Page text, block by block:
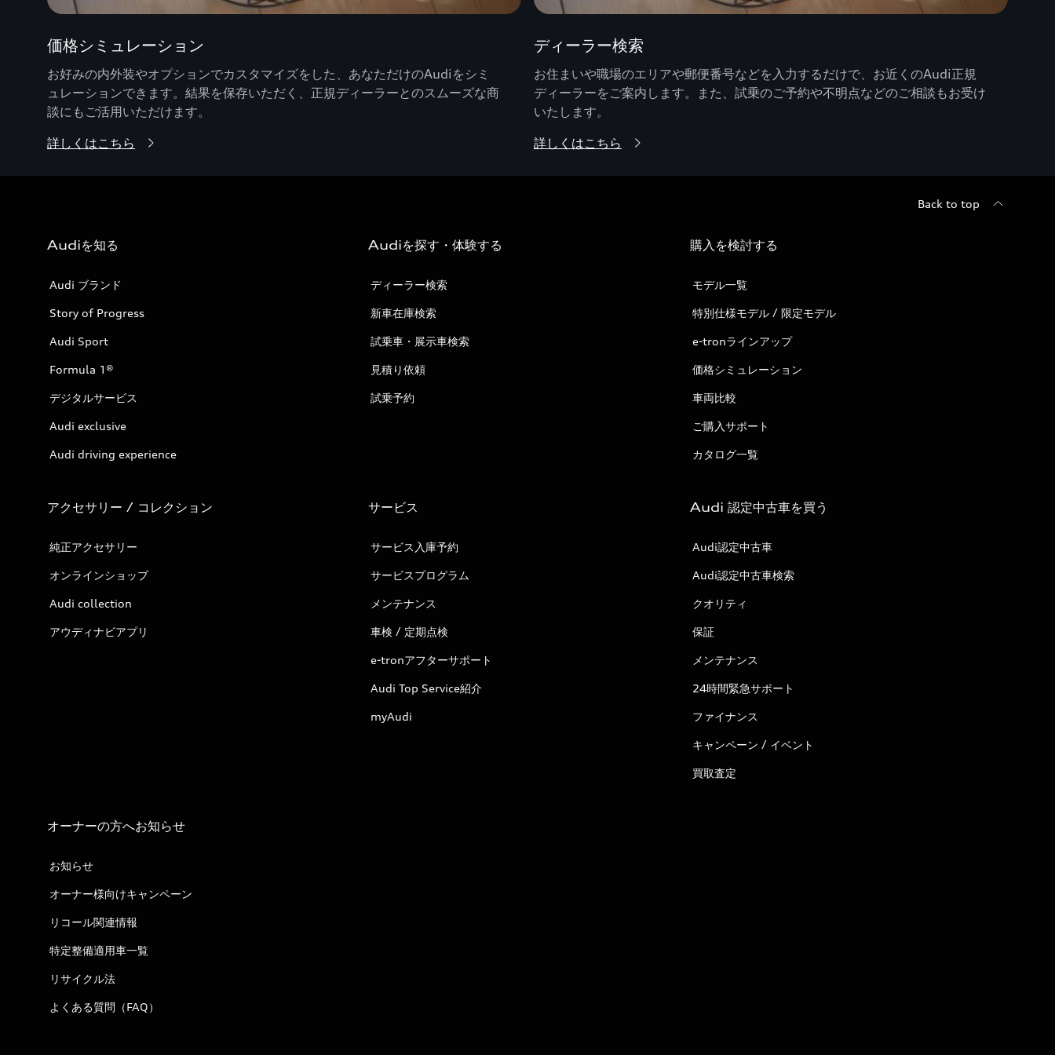
価格シミュレーション
お好みの内外装やオプションでカスタマイズをした、あなただけのAudiをシミ
ュレーションできます。結果を保存いただく、正規ディーラーとのスムーズな商
談にもご活用いただけます。
詳しくはこちら
ディーラー検索
お住まいや職場のエリアや郵便番号などを入力するだけで、お近くのAudi正規
ディーラーをご案内します。また、試乗のご予約や不明点などのご相談もお受け
いたします。
詳しくはこちら
Back to top
Audiを知る
Audi ブランド
Story of Progress
Audi Sport
Formula 1®
デジタルサービス
Audi exclusive
Audi driving experience
Audiを探す・体験する
ディーラー検索
新車在庫検索
試乗車・展示車検索
見積り依頼
試乗予約
購入を検討する
モデル一覧
特別仕様モデル / 限定モデル
e-tronラインアップ
価格シミュレーション
車両比較
ご購入サポート
カタログ一覧
アクセサリー / コレクション
純正アクセサリー
オンラインショップ
Audi collection
アウディナビアプリ
サービス
サービス入庫予約
サービスプログラム
メンテナンス
車検 / 定期点検
e-tronアフターサポート
Audi Top Service紹介
myAudi
Audi 認定中古車を買う
Audi認定中古車
Audi認定中古車検索
クオリティ
保証
メンテナンス
24時間緊急サポート
ファイナンス
キャンペーン / イベント
買取査定
オーナーの方へお知らせ
お知らせ
オーナー様向けキャンペーン
リコール関連情報
特定整備適用車一覧
リサイクル法
よくある質問（FAQ）